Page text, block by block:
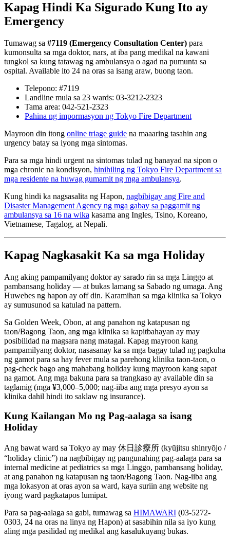
Kapag Hindi Ka Sigurado Kung Ito ay
Emergency
Tumawag sa #7119 (Emergency Consultation Center) para
kumonsulta sa mga doktor, nars, at iba pang medikal na kawani
tungkol sa kung tatawag ng ambulansya o agad na pumunta sa
ospital. Available ito 24 na oras sa isang araw, buong taon.
Telepono: #7119
Landline mula sa 23 wards: 03-3212-2323
Tama area: 042-521-2323
Pahina ng impormasyon ng Tokyo Fire Department
Mayroon din itong online triage guide na maaaring tasahin ang
urgency batay sa iyong mga sintomas.
Para sa mga hindi urgent na sintomas tulad ng banayad na sipon o
mga chronic na kondisyon, hinihiling ng Tokyo Fire Department sa
mga residente na huwag gumamit ng mga ambulansya.
Kung hindi ka nagsasalita ng Hapon, nagbibigay ang Fire and
Disaster Management Agency ng mga gabay sa paggamit ng
ambulansya sa 16 na wika kasama ang Ingles, Tsino, Koreano,
Vietnamese, Tagalog, at Nepali.
Kapag Nagkasakit Ka sa mga Holiday
Ang aking pampamilyang doktor ay sarado rin sa mga Linggo at
pambansang holiday — at bukas lamang sa Sabado ng umaga. Ang
Huwebes ng hapon ay off din. Karamihan sa mga klinika sa Tokyo
ay sumusunod sa katulad na pattern.
Sa Golden Week, Obon, at ang panahon ng katapusan ng
taon/Bagong Taon, ang mga klinika sa kapitbahayan ay may
posibilidad na magsara nang matagal. Kapag mayroon kang
pampamilyang doktor, nasasanay ka sa mga bagay tulad ng pagkuha
ng gamot para sa hay fever mula sa parehong klinika taon-taon, o
pag-check bago ang mahabang holiday kung mayroon kang sapat
na gamot. Ang mga bakuna para sa trangkaso ay available din sa
taglamig (mga ¥3,000–5,000; nag-iiba ang mga presyo ayon sa
klinika dahil hindi ito saklaw ng insurance).
Kung Kailangan Mo ng Pag-aalaga sa isang
Holiday
Ang bawat ward sa Tokyo ay may 休日診療所 (kyūjitsu shinryōjo /
“holiday clinic”) na nagbibigay ng pangunahing pag-aalaga para sa
internal medicine at pediatrics sa mga Linggo, pambansang holiday,
at ang panahon ng katapusan ng taon/Bagong Taon. Nag-iiba ang
mga lokasyon at oras ayon sa ward, kaya suriin ang website ng
iyong ward pagkatapos lumipat.
Para sa pag-aalaga sa gabi, tumawag sa HIMAWARI (03-5272-
0303, 24 na oras na linya ng Hapon) at sasabihin nila sa iyo kung
aling mga pasilidad ng medikal ang kasalukuyang bukas.